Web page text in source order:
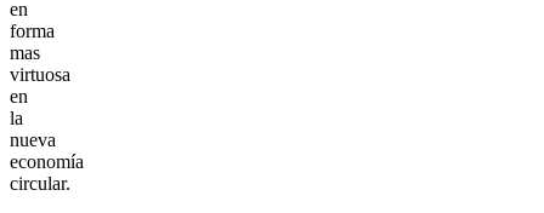
en
forma
mas
virtuosa
en
la
nueva
economía
circular.